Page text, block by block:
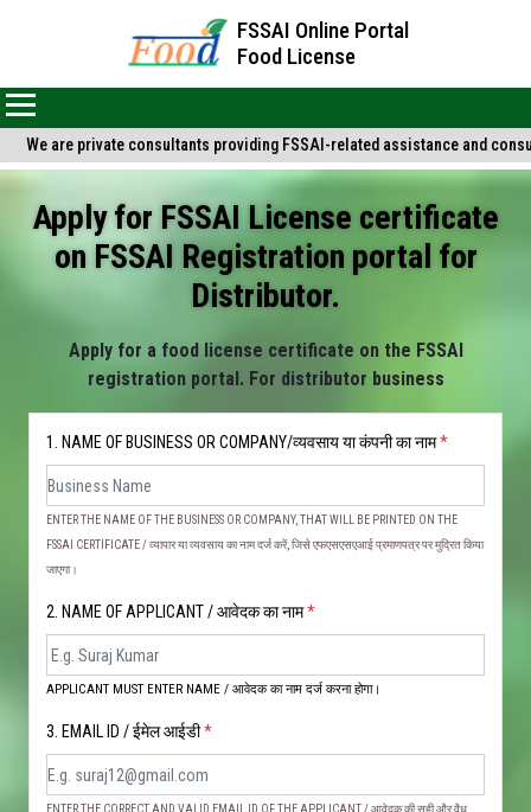
FSSAI Online Portal
Food License
We are private consultants providing FSSAI-related assistance and
Apply for FSSAI License certificate
on FSSAI Registration portal for
Distributor.
Apply for a food license certificate on the FSSAI
registration portal. For distributor business
1. NAME OF BUSINESS OR COMPANY/व्यवसाय या कंपनी का नाम*
ENTER THE NAME OF THE BUSINESS OR COMPANY, THAT WILL BE PRINTED ON THE
FSSAI CERTIFICATE / व्यापार या व्यवसाय का नाम दर्ज करें, जिसे एफएसएसएआई प्रमाणपत्र पर मुद्रित किया
जाएगा।
2. NAME OF APPLICANT / आवेदक का नाम*
APPLICANT MUST ENTER NAME / आवेदक का नाम दर्ज करना होगा।
3. EMAIL ID / ईमेल आईडी*
ENTER THE CORRECT AND VALID EMAIL ID OF THE APPLICANT / आवेदक की सही और वैध